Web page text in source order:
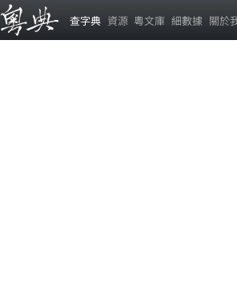
查字典 資源 粵文庫 細數據 關於